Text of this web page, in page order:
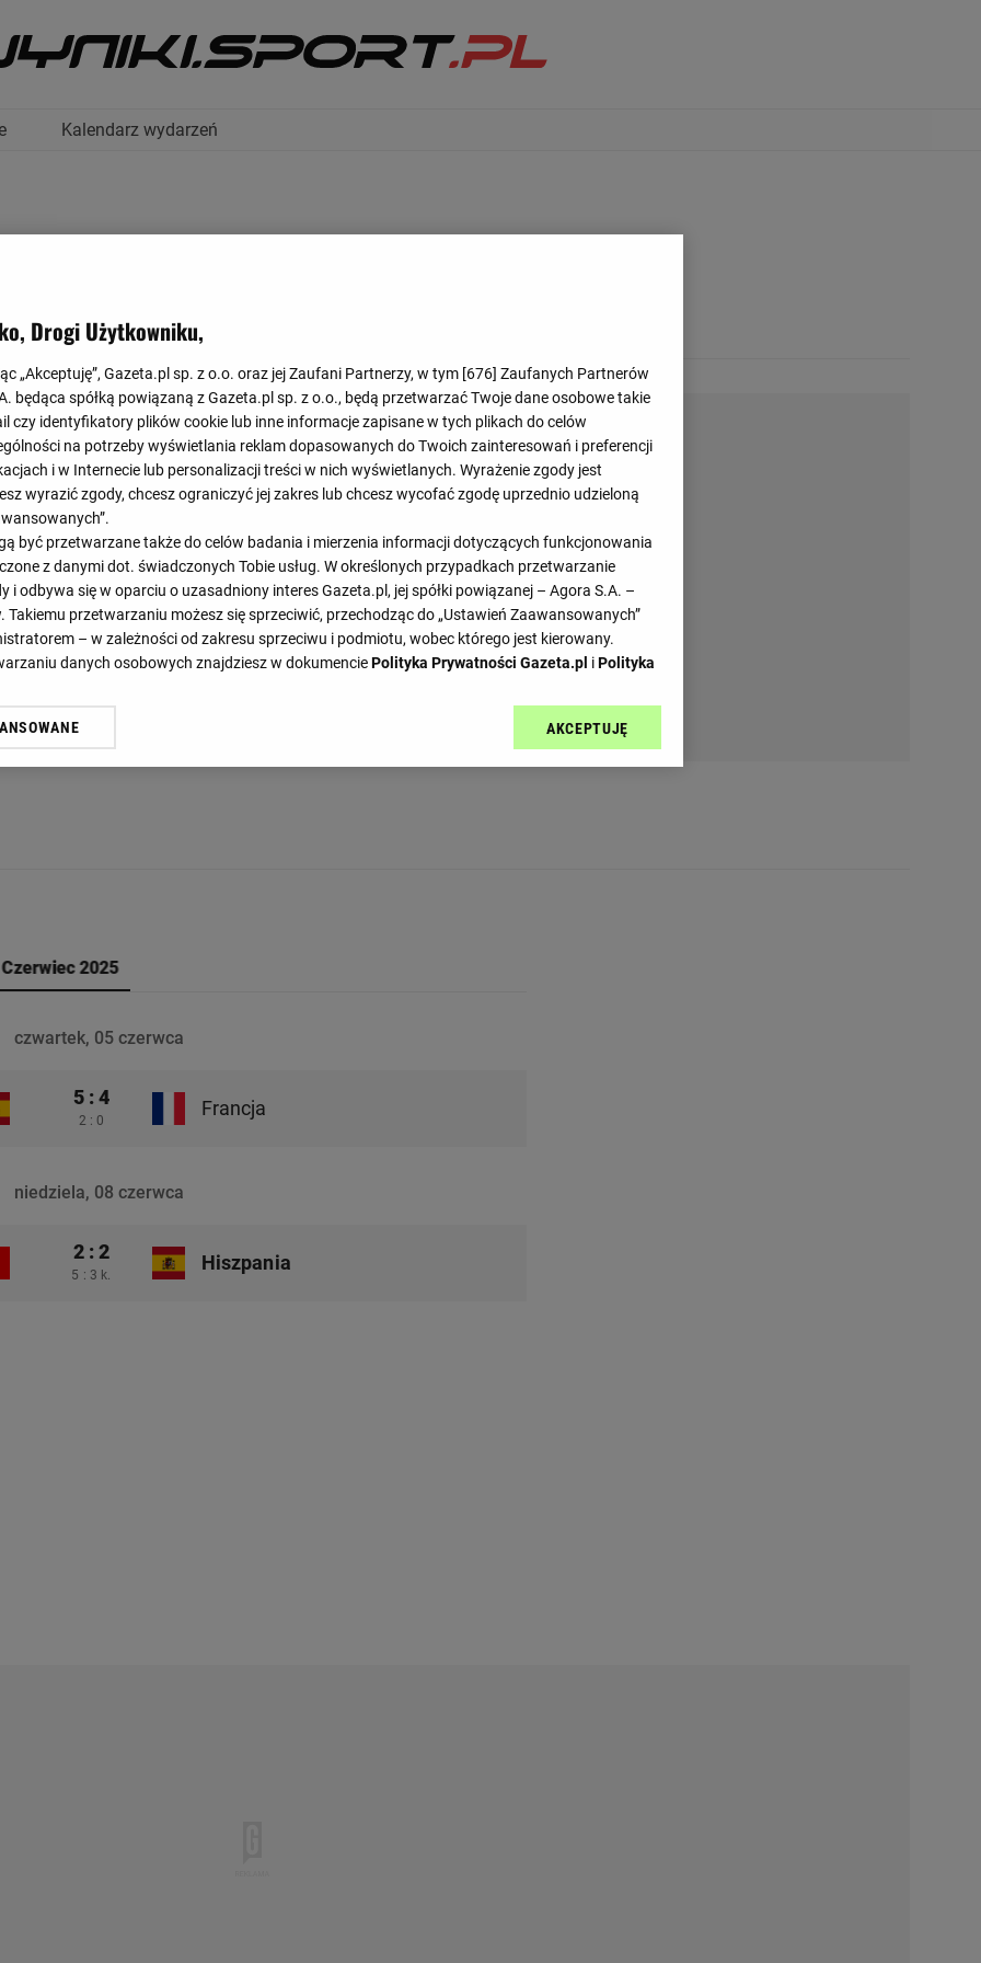
Kalendarz wydarzeń
TABELA
Czerwiec 2025
czwartek, 05 czerwca
5 : 4
2 : 0
Francja
niedziela, 08 czerwca
2 : 2
5 : 3 k.
Hiszpania
Drogi Użytkowniku,
„Akceptuję”, Gazeta.pl sp. z o.o. oraz jej Zaufani Partnerzy, w tym [676] Zaufanych Partnerów
będąca spółką powiązaną z Gazeta.pl sp. z o.o., będą przetwarzać Twoje dane osobowe takie
czy identyfikatory plików cookie lub inne informacje zapisane w tych plikach do celów
na potrzeby wyświetlania reklam dopasowanych do Twoich zainteresowań i preferencji
i w Internecie lub personalizacji treści w nich wyświetlanych. Wyrażenie zgody jest
wyrazić zgody, chcesz ograniczyć jej zakres lub chcesz wycofać zgodę uprzednio udzieloną
być przetwarzane także do celów badania i mierzenia informacji dotyczących funkcjonowania
z danymi dot. świadczonych Tobie usług. W określonych przypadkach przetwarzanie
i odbywa się w oparciu o uzasadniony interes Gazeta.pl, jej spółki powiązanej – Agora S.A. –
Takiemu przetwarzaniu możesz się sprzeciwić, przechodząc do „Ustawień Zaawansowanych”
– w zależności od zakresu sprzeciwu i podmiotu, wobec którego jest kierowany.
danych osobowych znajdziesz w dokumenciePolityka Prywatności Gazeta.pl iPolityka
też zgodę na zainstalowanie i przechowywanie plików cookie Gazeta.pl sp. z o.o., jej
AKCEPTUJĘ